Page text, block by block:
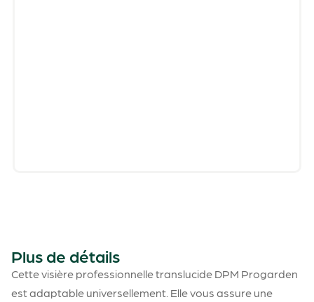
Plus de détails
Cette visière professionnelle translucide DPM Progarden
est adaptable universellement. Elle vous assure une